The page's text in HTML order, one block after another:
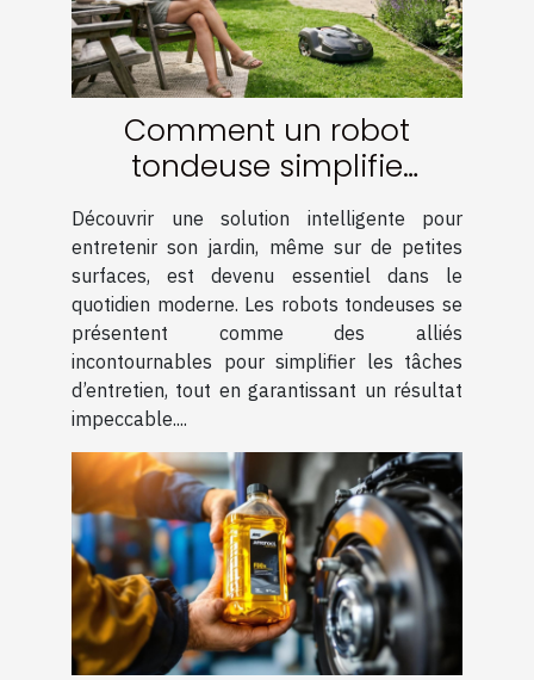
Comment un robot
tondeuse simplifie
l'entretien des petites
surfaces ?
Découvrir une solution intelligente pour
entretenir son jardin, même sur de petites
surfaces, est devenu essentiel dans le
quotidien moderne. Les robots tondeuses se
présentent comme des alliés
incontournables pour simplifier les tâches
d’entretien, tout en garantissant un résultat
impeccable....